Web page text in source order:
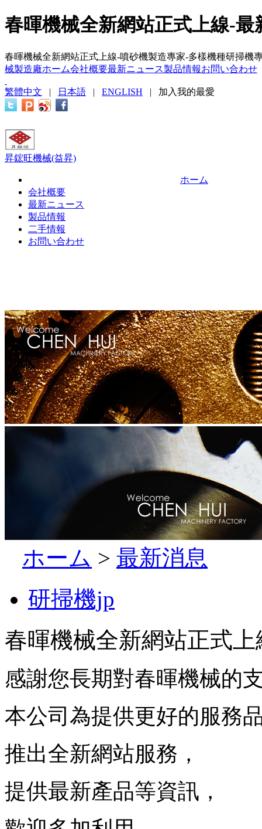
春暉機械全新網站正式上線-
春暉機械全新網站正式上線-噴砂機製造專家-多樣機種研掃機
械製造廠ホーム会社概要最新ニュース製品情報お問い合わせ
繁體中文 | 日本語 | ENGLISH | 加入我的最愛
昇鋐旺機械(益昇)
ホーム
会社概要
最新ニュース
製品情報
二手情報
お問い合わせ
ホーム > 最新消息
研掃機jp
春暉機械全新網站正式上
感謝您長期對春暉機械的
本公司為提供更好的服務
推出全新網站服務，
提供最新產品等資訊，